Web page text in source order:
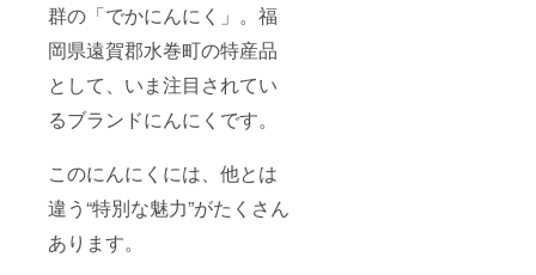
群の「でかにんにく」。福
岡県遠賀郡水巻町の特産品
として、いま注目されてい
るブランドにんにくです。
このにんにくには、他とは
違う“特別な魅力”がたくさん
あります。